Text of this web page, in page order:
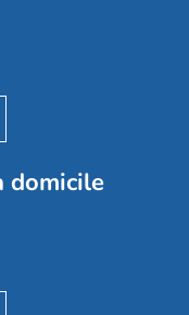
domicile